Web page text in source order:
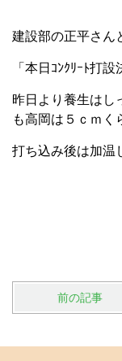
建設部の正平さん
「本日ｺﾝｸﾘｰﾄ打
昨日より養生はし
も高岡は５ｃｍく
打ち込み後は加温
前の記事